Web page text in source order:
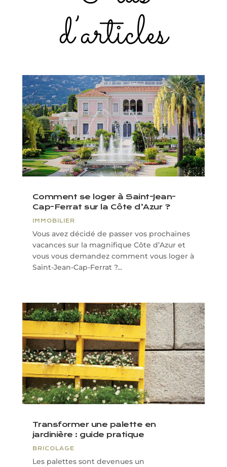
d’articles
Comment se loger à Saint-Jean-
Cap-Ferrat sur la Côte d’Azur ?
IMMOBILIER
Vous avez décidé de passer vos prochaines
vacances sur la magnifique Côte d’Azur et
vous vous demandez comment vous loger à
Saint-Jean-Cap-Ferrat ?...
Transformer une palette en
jardinière : guide pratique
BRICOLAGE
Les palettes sont devenues un